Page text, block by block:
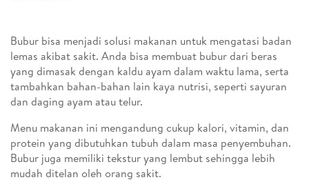
Bubur bisa menjadi solusi makanan untuk mengatasi badan
lemas akibat sakit. Anda bisa membuat bubur dari beras
yang dimasak dengan kaldu ayam dalam waktu lama, serta
tambahkan bahan-bahan lain kaya nutrisi, seperti sayuran
dan daging ayam atau telur.
Menu makanan ini mengandung cukup kalori, vitamin, dan
protein yang dibutuhkan tubuh dalam masa penyembuhan.
Bubur juga memiliki tekstur yang lembut sehingga lebih
mudah ditelan oleh orang sakit.